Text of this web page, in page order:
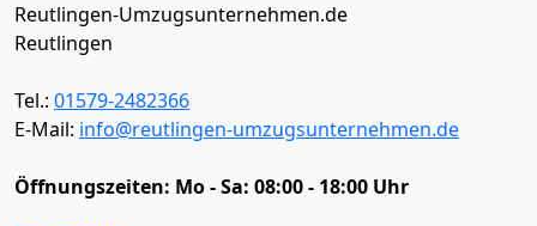
Reutlingen-Umzugsunternehmen.de
Reutlingen
Tel.: 01579-2482366
E-Mail: info@reutlingen-umzugsunternehmen.de
Öffnungszeiten: Mo - Sa: 08:00 - 18:00 Uhr